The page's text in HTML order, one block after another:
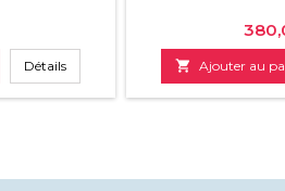
Détails
Prix
 Ajouter au